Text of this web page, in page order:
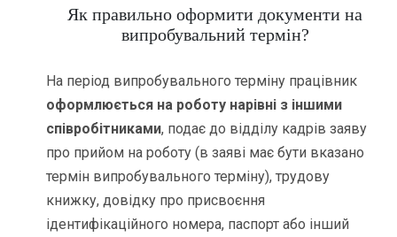
Як правильно оформити документи на
випробувальний термін?
На період випробувального терміну працівник
оформлюється на роботу нарівні з іншими
співробітниками, подає до відділу кадрів заяву
про прийом на роботу (в заяві має бути вказано
термін випробувального терміну), трудову
книжку, довідку про присвоєння
ідентифікаційного номера, паспорт або інший